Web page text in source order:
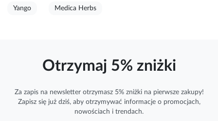
Yango Medica Herbs
Otrzymaj 5% zniżki
Za zapis na newsletter otrzymasz 5% zniżki na pierwsze zakupy!
Zapisz się już dziś, aby otrzymywać informacjeo promocjach,
nowościach i trendach.